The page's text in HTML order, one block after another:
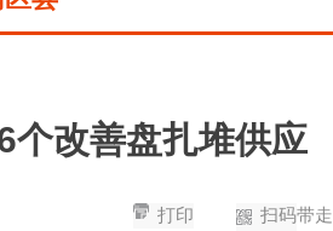
个改善盘扎堆供应
扫码带走
打印